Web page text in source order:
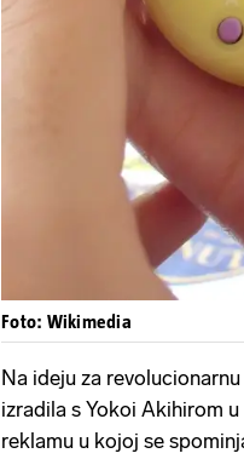
Foto: Wikimedia
Na ideju za
izradila s Yokoi Akihirom
reklamu u kojoj se